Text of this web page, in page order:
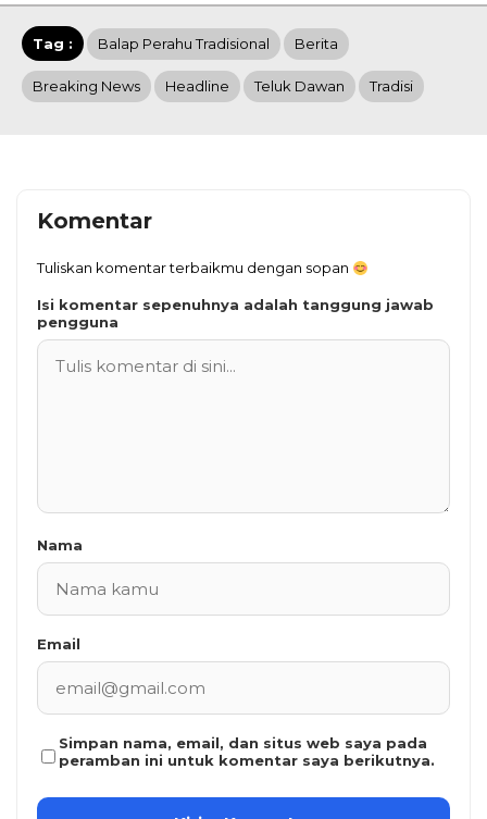
Tag : Balap Perahu Tradisional Berita
Breaking News Headline Teluk Dawan Tradisi
Komentar
Tuliskan komentar terbaikmu dengan sopan
Isi komentar sepenuhnya adalah tanggung jawab
pengguna
Nama
Email
Simpan nama, email, dan situs web saya pada
peramban ini untuk komentar saya berikutnya.